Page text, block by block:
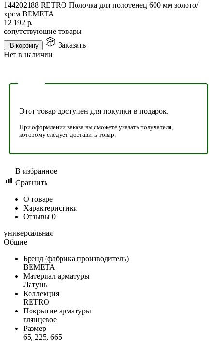
144202188 RETRO Полочка для полотенец 600 мм золото/
хром BEMETA
12 192 р.
сопутствующие товары
В корзину
Заказать
Нет в наличии
Этот товар доступен для покупки в подарок.
При оформлении заказа вы сможете указать получателя,
которому следует доставить товар.
В избранное
Сравнить
О товаре
Характеристики
Отзывы 0
универсальная
Общие
Бренд (фабрика производитель)
BEMETA
Материал арматуры
Латунь
Коллекция
RETRO
Покрытие арматуры
глянцевое
Размер
65, 225, 665